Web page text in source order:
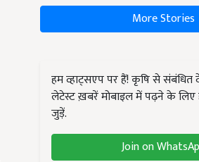
More Stories
हम व्हाट्सएप पर हैं! कृषि से संबंधित
लेटेस्ट ख़बरें मोबाइल में पढ़ने के लिए
जुड़ें.
Join on